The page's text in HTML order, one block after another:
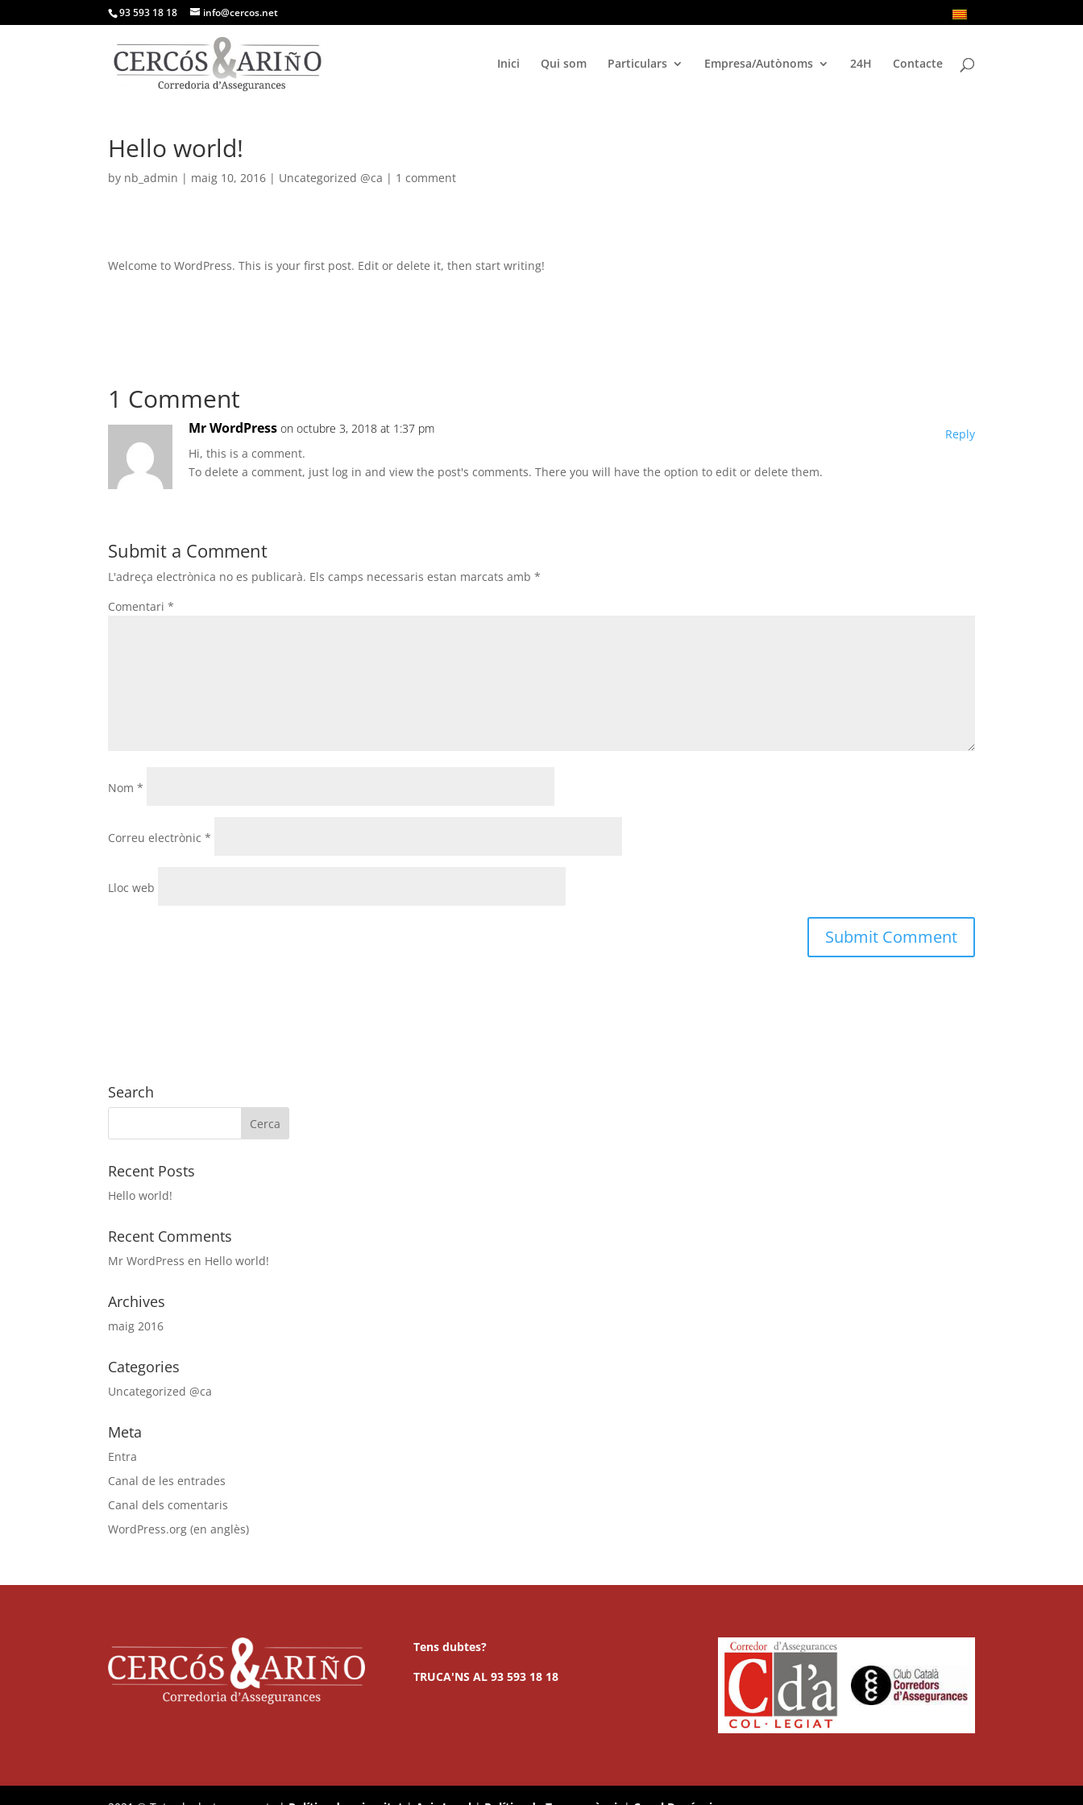
93 593 18 18 info@cercos.net
Inici Qui som Particulars Empresa/Autònoms 24H Contacte
Hello world!
by nb_admin | maig 10, 2016 | Uncategorized @ca | 1 comment
Welcome to WordPress. This is your first post. Edit or delete it, then start writing!
1 Comment
Mr WordPress on octubre 3, 2018 at 1:37 pm
Hi, this is a comment.
To delete a comment, just log in and view the post's comments. There you will have the option to edit or delete them.
Reply
Submit a Comment
L'adreça electrònica no es publicarà. Els camps necessaris estan marcats amb*
Comentari*
Nom*
Correu electrònic*
Lloc web
Search
Recent Posts
Hello world!
Recent Comments
Mr WordPress en Hello world!
Archives
maig 2016
Categories
Uncategorized @ca
Meta
Entra
Canal de les entrades
Canal dels comentaris
WordPress.org (en anglès)
Tens dubtes?
TRUCA'NS AL 93 593 18 18